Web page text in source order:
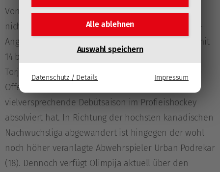
Alle ablehnen
Auswahl speichern
Datenschutz / Details Impressum
Von der recht radikalen Umgestaltung des Kaders
nicht betroffen waren die beiden ehemaligen KAC-
Angreifer
, die 2022/23 mit
14 bzw. zehn Treffern Ljubljanas erfolgreichste
Torjäger waren. Ebenfalls gehalten werden konnte
Offensivtalent
vielversprechende Debütsaison im Profieishockey
absolviert hat. In Richtung der höchsten kanadischen
Nachwuchsliga abgewandert ist hingegen der wohl
noch höher veranlagte Abwehrspieler Urban Podrekar
(18). Dennoch verfügt Olimpija aktuell über den